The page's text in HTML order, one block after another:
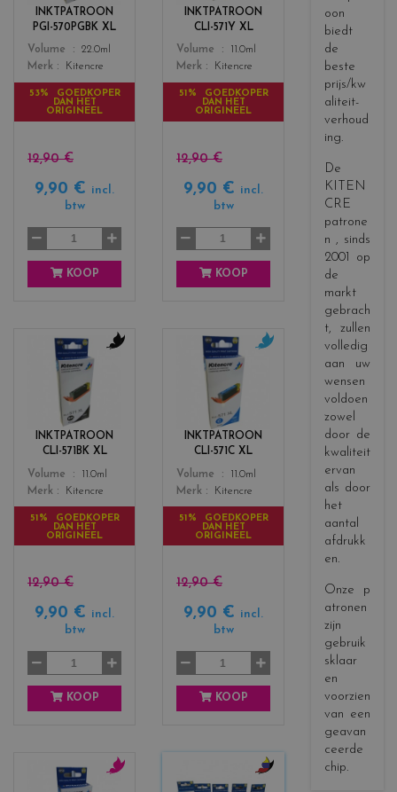
INKTPATROON
PGI-570PGBK XL
Color
r
s
b
a
k
Volume
22.0ml
Merk
Kitencre
53% GOEDKOPER
DAN HET
ORIGINEEL
12,90 €
9,90 €
incl.
btw
KOOP
INKTPATROON
CLI-571Y XL
Color
r
y
l
o
Volume
11.0ml
Merk
Kitencre
51% GOEDKOPER
DAN HET
ORIGINEEL
12,90 €
9,90 €
incl.
btw
KOOP
INKTPATROON
CLI-571BK XL
Color
r
b
a
k
Volume
11.0ml
Merk
Kitencre
51% GOEDKOPER
DAN HET
ORIGINEEL
12,90 €
9,90 €
incl.
btw
KOOP
INKTPATROON
CLI-571C XL
Color
r
c
a
Volume
11.0ml
Merk
Kitencre
51% GOEDKOPER
DAN HET
ORIGINEEL
12,90 €
9,90 €
incl.
btw
KOOP
c
oon
biedt
de
beste
prijs/kw
aliteit-
verhoud
ing.
De
KITEN
CRE
patrone
n , sinds
2001 op
de
markt
gebrach
t, zullen
volledig
aan uw
wensen
voldoen
zowel
door de
kwaliteit
ervan
als door
het
aantal
afdrukk
en.
Onze p
atronen
zijn
gebruik
sklaar
en
voorzien
van een
geavan
ceerde
chip.